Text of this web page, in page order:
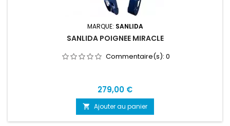
MARQUE: SANLIDA
SANLIDA POIGNEE MIRACLE
Commentaire(s): 0
Prix
279,00 €
 Ajouter au panier